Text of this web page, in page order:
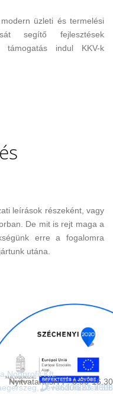
üzleti és termelési
segítő fejlesztések
támogatás indul KKV-k
leírások részeként, vagy
De mit is rejt maga a
erre a fogalomra
utána.
Matrixonline.hu Kft.
NyitvatartásH-P: 8.00-16.30
Nonprofit Kft.
Levendula utca 39.
+3630/587-7696
+3620/223-9303